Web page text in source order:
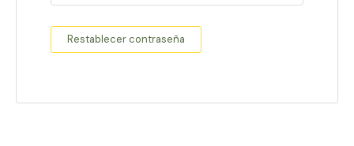
Restablecer contraseña